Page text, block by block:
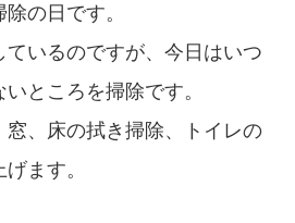
の日です。
いるのですが、今日はいつ
ところを掃除です。
窓、床の拭き掃除、トイレの
ます。